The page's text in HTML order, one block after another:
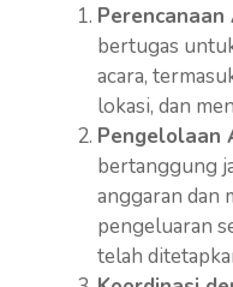
Perencanaan
bertugas
acara,
lokasi, dan
Pengelolaan
bertanggung
anggaran dan
pengeluaran
telah